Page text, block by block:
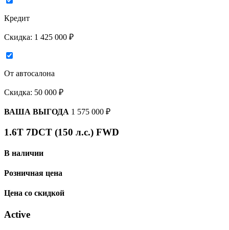
Кредит
Скидка: 1 425 000 ₽
От автосалона
Скидка: 50 000 ₽
ВАША ВЫГОДА 1 575 000 ₽
1.6T 7DCT (150 л.с.) FWD
В наличии
Розничная цена
Цена со скидкой
Active